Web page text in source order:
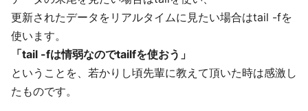
更新されたデータをリアルタイムに見たい場合はtail -fを
使います。
「tail -fは情弱なのでtailfを使おう」
ということを、若かりし頃先輩に教えて頂いた時は感激し
たものです。